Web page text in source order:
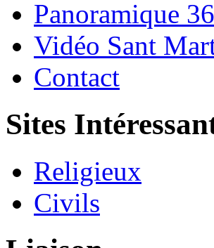
Panoramique
Vidéo Sant
Contact
Sites
Religieux
Civils